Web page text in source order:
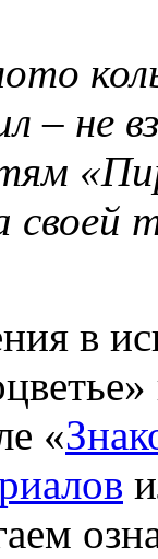
– не
своей
в
«